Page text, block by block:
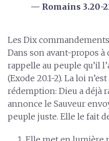
— Romains 3.20-
Les Dix
Dans son avant-propos
rappelle au peuple qu’il
(Exode 20.1-2). La loi
rédemption: Dieu a déjà
annonce le Sauveur
peuple juste. Elle le fait